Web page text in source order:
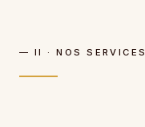
— II · NOS SERVICES